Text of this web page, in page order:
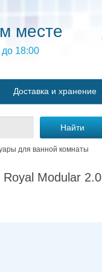
месте
18:00
Доставка и хранение
для ванной комнаты
Modular 2.0